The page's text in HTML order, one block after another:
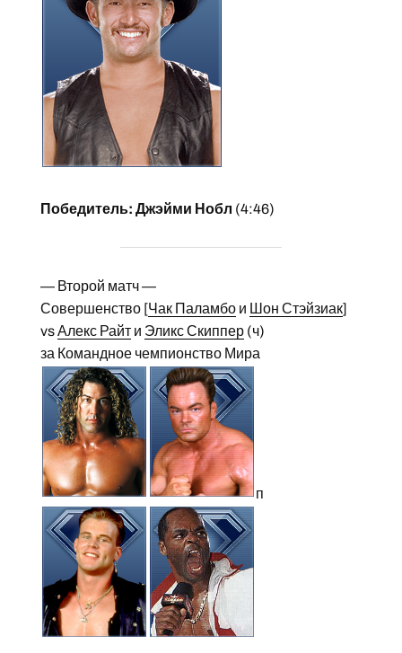
Победитель: Джэйми Нобл (4:46)
— Второй матч —
Совершенство [Чак Паламбои Шон Стэйзиак]
vsАлекс Райти Эликс Скиппер(ч)
за Командное чемпионство Мира
п